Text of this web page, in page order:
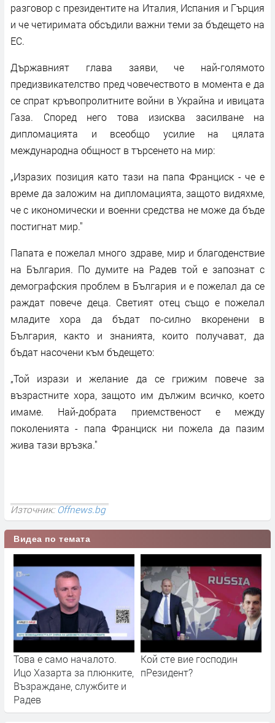
разговор с президентите на Италия, Испания и Гърция
и че четиримата обсъдили важни теми за бъдещето на
ЕС.
Държавният глава заяви, че най-голямото
предизвикателство пред човечеството в момента е да
се спрат кръвопролитните войни в Украйна и ивицата
Газа. Според него това изисква засилване на
дипломацията и всеобщо усилие на цялата
международна общност в търсенето на мир:
„Изразих позиция като тази на папа Франциск - че е
време да заложим на дипломацията, защото видяхме,
че с икономически и военни средства не може да бъде
постигнат мир."
Папата е пожелал много здраве, мир и благоденствие
на България. По думите на Радев той е запознат с
демографския проблем в България и е пожелал да се
раждат повече деца. Светият отец също е пожелал
младите хора да бъдат по-силно вкоренени в
България, както и знанията, които получават, да
бъдат насочени към бъдещето:
„Той изрази и желание да се грижим повече за
възрастните хора, защото им дължим всичко, което
имаме. Най-добрата приемственост е между
поколенията - папа Франциск ни пожела да пазим
жива тази връзка."
Източник:Offnews.bg
Видеа по темата
Това е само началото.
Ицо Хазарта за плюнките,
Възраждане, службите и
Радев
Кой сте вие господин
пРезидент?